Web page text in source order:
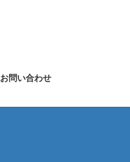
お問い合わせ